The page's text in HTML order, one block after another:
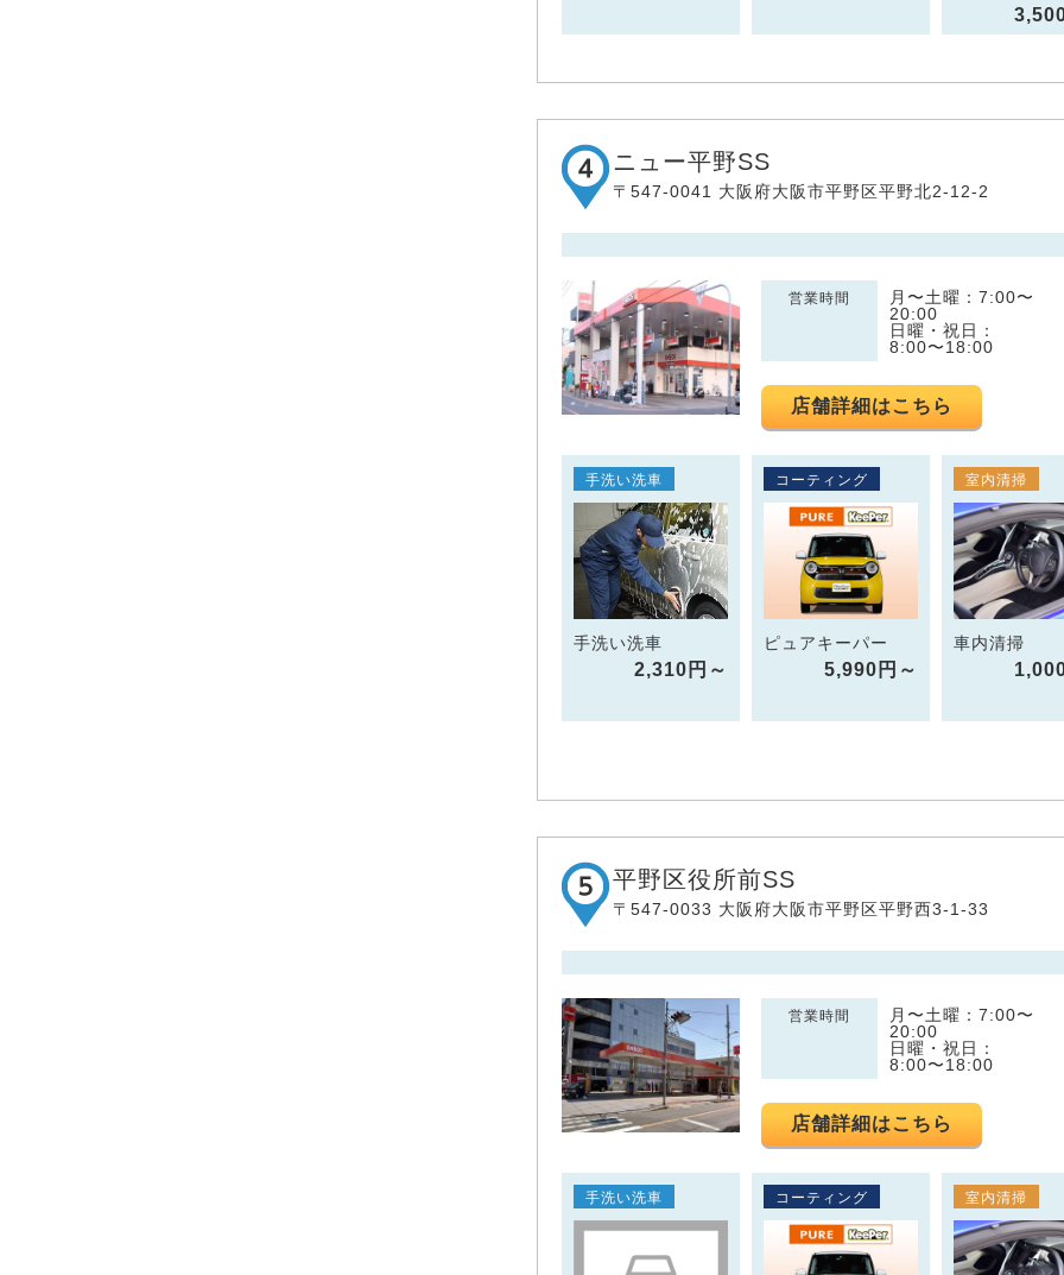
ニュー平野SS
〒547-0041 大阪府大阪市平野区平野北2-12-2
営業時間
月〜土曜：7:00〜
20:00
日曜・祝日：
8:00〜18:00
店舗詳細はこちら
手洗い洗車
手洗い洗車
2,310円～
コーティング
ピュアキーパー
5,990円～
室内清掃
車内清掃
平野区役所前SS
〒547-0033 大阪府大阪市平野区平野西3-1-33
営業時間
月〜土曜：7:00〜
20:00
日曜・祝日：
8:00〜18:00
店舗詳細はこちら
手洗い洗車 コーティング 室内清掃